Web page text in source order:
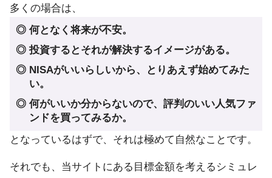
多くの場合は、
◎ 何となく将来が不安。
◎ 投資するとそれが解決するイメージがある。
◎ NISAがいいらしいから、とりあえず始めてみた
い。
◎ 何がいいか分からないので、評判のいい人気ファ
ンドを買ってみるか。
となっているはずで、それは極めて自然なことです。
それでも、当サイトにある目標金額を考えるシミュレ